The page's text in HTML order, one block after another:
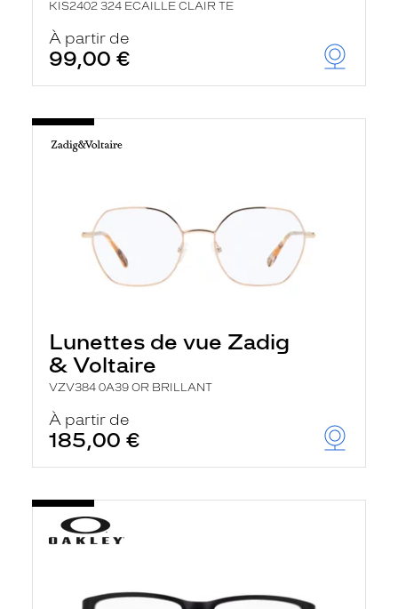
KIS2402 324 ECAILLE CLAIR TE
À partir de
99,00 €
Lunettes de vue Zadig
& Voltaire
VZV384 0A39 OR BRILLANT
À partir de
185,00 €